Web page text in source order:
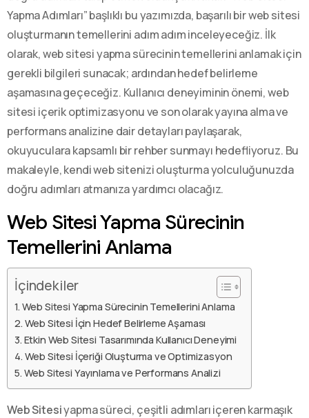
Yapma Adımları” başlıklı bu yazımızda, başarılı bir web sitesi
oluşturmanın temellerini adım adım inceleyeceğiz. İlk
olarak, web sitesi yapma sürecinin temellerini anlamak için
gerekli bilgileri sunacak; ardından hedef belirleme
aşamasına geçeceğiz. Kullanıcı deneyiminin önemi, web
sitesi içerik optimizasyonu ve son olarak yayına alma ve
performans analizine dair detayları paylaşarak,
okuyuculara kapsamlı bir rehber sunmayı hedefliyoruz. Bu
makaleyle, kendi web sitenizi oluşturma yolculuğunuzda
doğru adımları atmanıza yardımcı olacağız.
Web Sitesi Yapma Sürecinin
Temellerini Anlama
İçindekiler
Web Sitesi Yapma Sürecinin Temellerini Anlama
Web Sitesi İçin Hedef Belirleme Aşaması
Etkin Web Sitesi Tasarımında Kullanıcı Deneyimi
Web Sitesi İçeriği Oluşturma ve Optimizasyon
Web Sitesi Yayınlama ve Performans Analizi
Web Sitesiyapma süreci, çeşitli adımları içeren karmaşık